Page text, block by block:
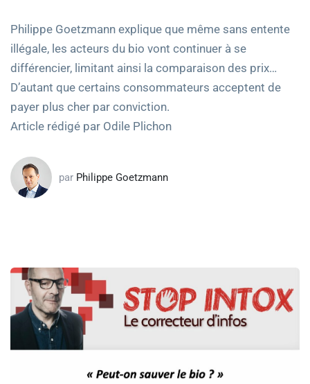
Philippe Goetzmann explique que même sans entente
illégale, les acteurs du bio vont continuer à se
différencier, limitant ainsi la comparaison des prix…
D’autant que certains consommateurs acceptent de
payer plus cher par conviction.
Article rédigé par Odile Plichon
par Philippe Goetzmann